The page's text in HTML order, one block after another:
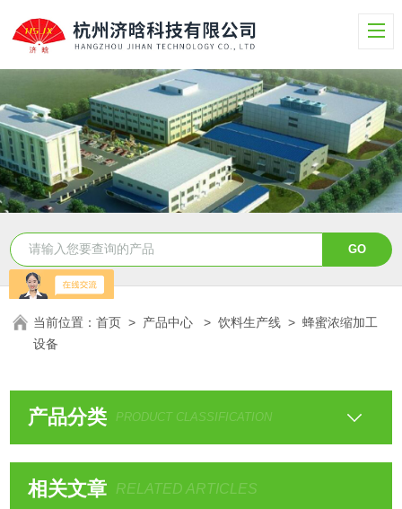
当前位置：首页 > 产品中心 >饮料生产线 >蜂蜜浓缩加工
设备
产品分类 PRODUCT CLASSIFICATION
相关文章 RELATED ARTICLES